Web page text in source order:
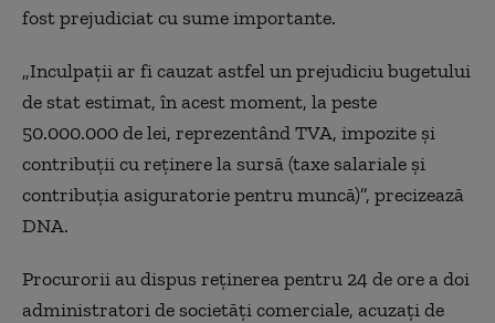
fost prejudiciat cu sume importante.
„Inculpaţii ar fi cauzat astfel un prejudiciu bugetului
de stat estimat, în acest moment, la peste
50.000.000 de lei, reprezentând TVA, impozite şi
contribuţii cu reţinere la sursă (taxe salariale şi
contribuţia asiguratorie pentru muncă)”, precizează
DNA.
Procurorii au dispus reţinerea pentru 24 de ore a doi
administratori de societăţi comerciale, acuzaţi de